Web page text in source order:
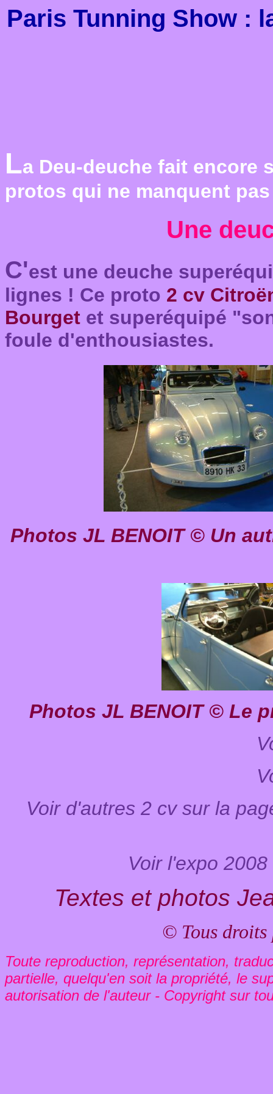
Paris Tunning Show :
La Deu-deuche fait encore
protos qui ne manquent
Une
C'est une deuche
lignes ! Ce proto 2 cv
Bourget et superéquipé
foule d'enthousiastes.
Photos JL BENOIT © Un
Photos JL BENOIT © Le
Voir d'autres 2 cv sur la
Voir l'expo
Textes et photos
© Tous droits
Toute reproduction, représentation,
partielle, quelqu'en soit la propriété, le
autorisation de l'auteur - Copyright sur